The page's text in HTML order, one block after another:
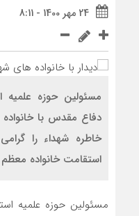
24 مهر 1400 - 8:11
مسئولین حوزه
دفاع مقدس با
خاطره شهداء را
استقامت خانواده
مسئولین حوزه علمیه